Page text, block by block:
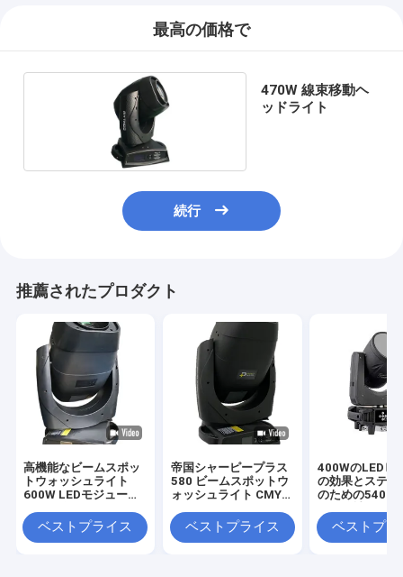
最高の価格で
470W 線束移動ヘ
ッドライト
続行
推薦されたプロダクト
高機能なビームスポッ
トウォッシュライト
600W LEDモジュール
ーシステム
ベストプライス
帝国シャーピープラス
580 ビームスポットウ
ォッシュライト CMY
ョン 100-240V 480W
ランプ 15色 8回転ゴボ
ベストプライス
400WのLEDビ
の効果とステー
のための540°/
ベストプラ